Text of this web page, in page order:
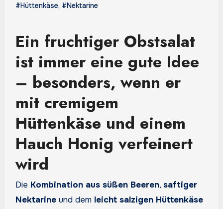
#Hüttenkäse, #Nektarine
Ein fruchtiger Obstsalat
ist immer eine gute Idee
– besonders, wenn er
mit cremigem
Hüttenkäse und einem
Hauch Honig verfeinert
wird
Die Kombination aus süßen Beeren, saftiger
Nektarineund dem leicht salzigen Hüttenkäse